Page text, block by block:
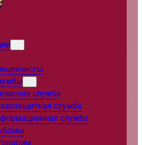
служба
служба
служба